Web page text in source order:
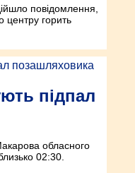
повідомлення,
центру горить
підпал
обласного
02:30.